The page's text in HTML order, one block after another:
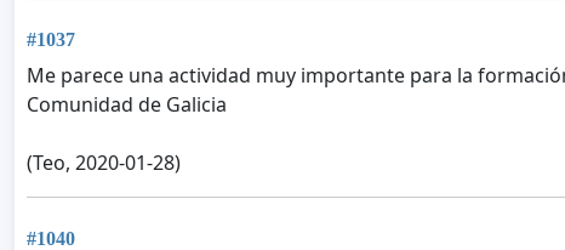
#1037
Me parece una actividad muy importante para la
Comunidad de Galicia
(Teo, 2020-01-28)
#1040